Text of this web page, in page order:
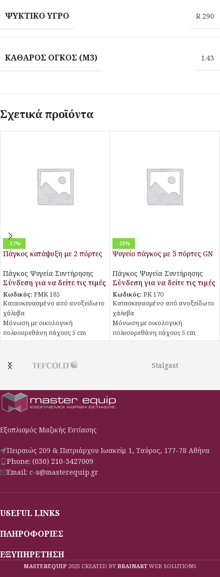
ΨΥΚΤΙΚΌ ΥΓΡΌ R 290
ΚΑΘΑΡΌΣ ΌΓΚΟΣ (M3) 1.43
Σχετικά προϊόντα
-17%
Πάγκος κατάψυξη με 2 πόρτες
Πάγκος Ψυγεία Συντήρησης
Σύνδεση για να δείτε τις τιμές
Κωδικός: PMK 185
Κατασκευασμένο από ανοξείδωτο
χάλυβα
Μόνωση με οικολογική
πολυουρεθάνη πάχους 5 cm
Στοιχείο βαμμένο με
Πάτος με υγειονομικές γωνίες
Πόρτες με αυτόματη επαναφορά
Πόδια ανοξείδωτα ρυθμιζόμενα
Σχάρες πλαστικοποιημένες
ρυθμιζόμενες καθ’ ύψος
-20%
Ψυγείο πάγκος με 3 πόρτες GN
Πάγκος Ψυγεία Συντήρησης
Σύνδεση για να δείτε τις τιμές
Κωδικός: PK 170
Κατασκευασμένο από ανοξείδωτο
χάλυβα
Μόνωση με οικολογική
πολυουρεθάνη πάχους 5 cm
Στοιχείο βαμμένο με
Πάτος με υγειονομικές γωνίες
Πόρτες με αυτόματη επαναφορά
Πόδια ανοξείδωτα ρυθμιζόμενα
Σχάρες πλαστικοποιημένες
Stalgast
Εξοπλισμός Μαζικής Εστίασης
Πειραιώς 209 & Πατριάρχου Ιωακείμ 1, Ταύρος, 177-78 Αθήνα
Phone: (030) 210-3427009
Email: c-s@masterequip.gr
USEFUL LINKS
ΠΛΗΡΟΦΟΡΙΕΣ
ΕΞΥΠΗΡΕΤΗΣΗ
MASTEREQUIP 2025 CREATED BY BRAINART WEB SOLUTIONS